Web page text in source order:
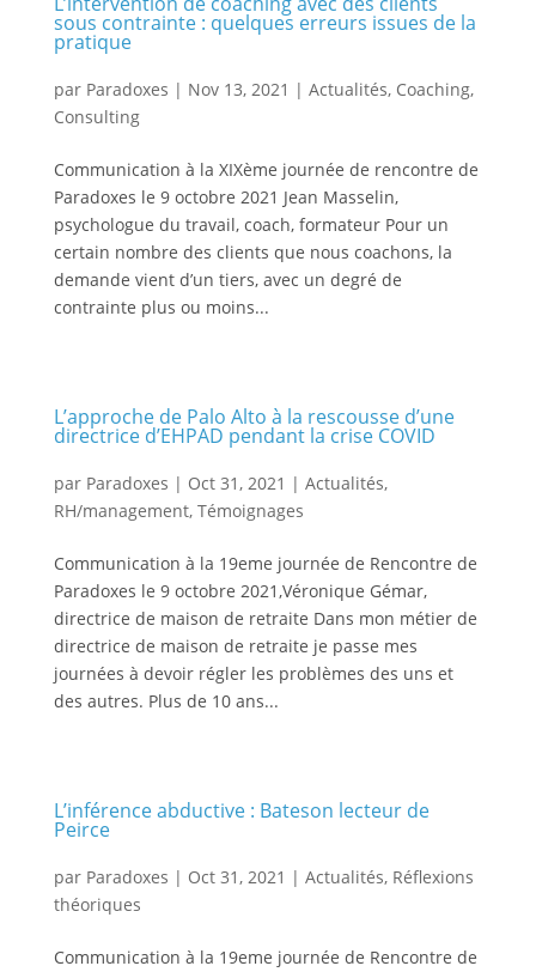
sous contrainte : quelques erreurs issues de la
pratique
par Paradoxes | Nov 13, 2021 | Actualités, Coaching,
Consulting
Communication à la XIXème journée de rencontre de
Paradoxes le 9 octobre 2021 Jean Masselin,
psychologue du travail, coach, formateur Pour un
certain nombre des clients que nous coachons, la
demande vient d’un tiers, avec un degré de
contrainte plus ou moins...
L’approche de Palo Alto à la rescousse d’une
directrice d’EHPAD pendant la crise COVID
par Paradoxes | Oct 31, 2021 | Actualités,
RH/management, Témoignages
Communication à la 19eme journée de Rencontre de
Paradoxes le 9 octobre 2021,Véronique Gémar,
directrice de maison de retraite Dans mon métier de
directrice de maison de retraite je passe mes
journées à devoir régler les problèmes des uns et
des autres. Plus de 10 ans...
L’inférence abductive : Bateson lecteur de
Peirce
par Paradoxes | Oct 31, 2021 | Actualités, Réflexions
théoriques
Communication à la 19eme journée de Rencontre de